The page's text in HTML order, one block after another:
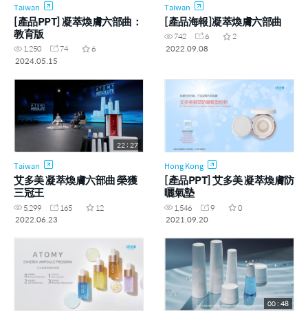
Taiwan
[產品PPT] 凝萃煥膚六部曲：
教育版
1,250 74
6
2024.05.15
Taiwan
[產品海報]凝萃煥膚六部曲
742 6
2
2022.09.08
22 : 27
Taiwan
艾多美 凝萃煥膚六部曲 榮獲
三冠王
5,299 165
12
2022.06.23
Hong Kong
[產品PPT] 艾多美 凝萃煥膚防
曬氣墊
1,546 9
0
2021.09.20
00 : 48